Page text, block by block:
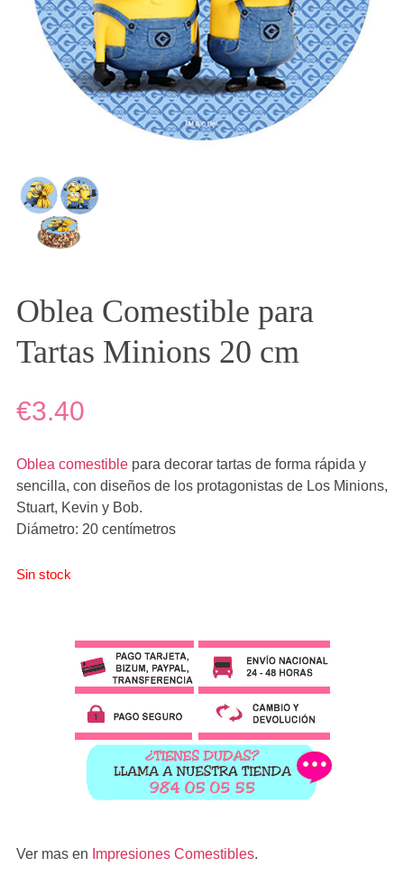
Oblea Comestible para
Tartas Minions 20 cm
€3.40
Oblea comestiblepara decorar tartas de forma rápida y
sencilla, con diseños de los protagonistas de Los Minions,
Stuart, Kevin y Bob.
Diámetro: 20 centímetros
Sin stock
Ver mas en Impresiones Comestibles.